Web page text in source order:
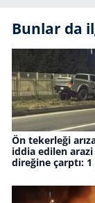
Bunlar da
Ön tekerleği
iddia edilen arazi
direğine çarptı: 1